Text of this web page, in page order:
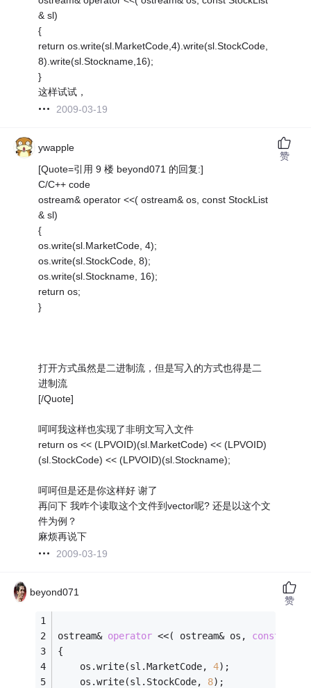
& sl)
{
return os.write(sl.MarketCode,4).write(sl.StockCode,
8).write(sl.Stockname,16);
}
这样试试，
2009-03-19
ywapple
[Quote=引用 9 楼 beyond071 的回复:]
C/C++ code
ostream& operator <<( ostream& os, const StockList
& sl)
{
os.write(sl.MarketCode, 4);
os.write(sl.StockCode, 8);
os.write(sl.Stockname, 16);
return os;
}
打开方式虽然是二进制流，但是写入的方式也得是二
进制流
[/Quote]
呵呵我这样也实现了非明文写入文件
return os << (LPVOID)(sl.MarketCode) << (LPVOID)
(sl.StockCode) << (LPVOID)(sl.Stockname);
呵呵但是还是你这样好 谢了
再问下 我咋个读取这个文件到vector呢? 还是以这个文
件为例？
麻烦再说下
2009-03-19
赞
beyond071
ostream& operator <<( ostream& os, const
{
	os.write(sl.MarketCode,
4);
	os.write(sl.StockCode,
8);
赞